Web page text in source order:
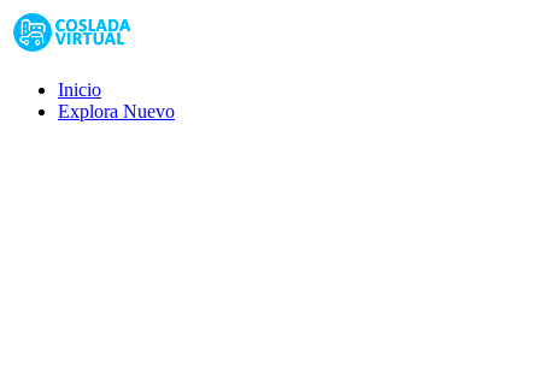
Inicio
Explora Nuevo